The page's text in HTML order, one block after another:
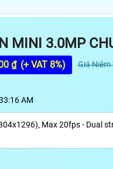
MINI 3.0MP
₫ (+ VAT 8%) Giá Niêm
AM
Max 20fps - Dual